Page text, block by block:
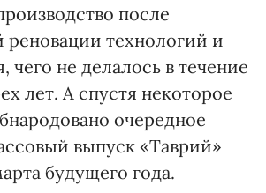
после
технологий и
чего не делалось в течение
лет. А спустя некоторое
очередное
выпуск «Таврий»
будущего года.